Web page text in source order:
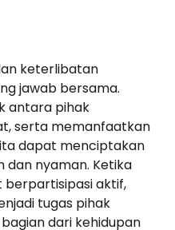
keterlibatan
jawab bersama.
antara pihak
serta memanfaatkan
dapat menciptakan
dan nyaman. Ketika
berpartisipasi aktif,
tugas pihak
dari kehidupan